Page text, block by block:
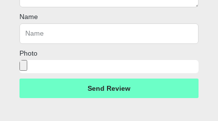
Name
Photo
Send Review